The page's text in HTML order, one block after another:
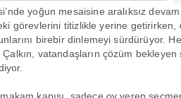
yoğun mesaisine aralıksız
görevlerini titizlikle yerine getirirken,
birebir dinlemeyi sürdürüyor.
vatandaşların çözüm